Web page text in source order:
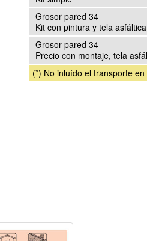
Grosor pared 34
Kit con pintura y tela
Grosor pared 34
Precio con montaje, tela
(*) No inluído el transporte